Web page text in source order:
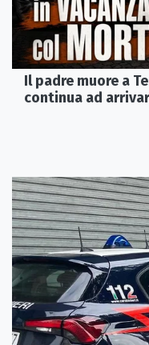
Il padre muore a
continua ad